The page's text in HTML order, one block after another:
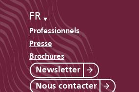
FR
Professionnels
Presse
Brochures
Newsletter
Nous contacter